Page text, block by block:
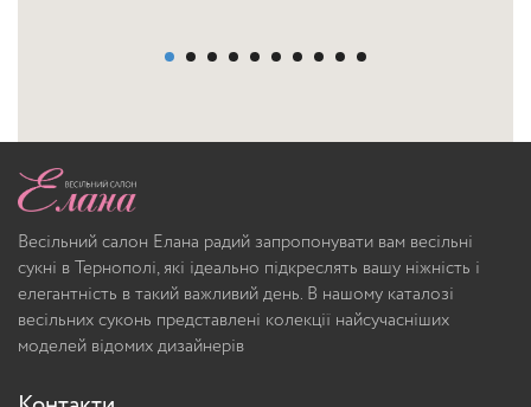
Весільний салон Елана радий запропонувати вам весільні
сукні в Тернополі, які ідеально підкреслять вашу ніжність і
елегантність в такий важливий день. В нашому каталозі
весільних суконь представлені колекції найсучасніших
моделей відомих дизайнерів